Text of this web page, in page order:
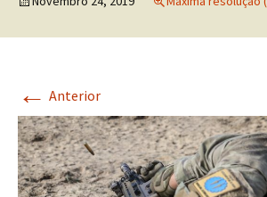
← Anterior